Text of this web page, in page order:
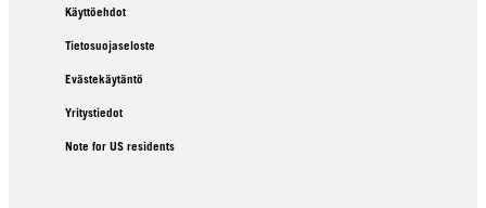
Käyttöehdot
Tietosuojaseloste
Evästekäytäntö
Yritystiedot
Note for US residents